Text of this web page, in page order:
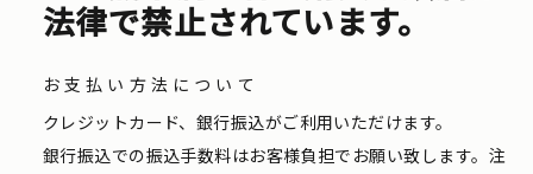
法律で禁止されています。
お支払い方法について
クレジットカード、銀行振込がご利用いただけます。
銀行振込での振込手数料はお客様負担でお願い致します。注